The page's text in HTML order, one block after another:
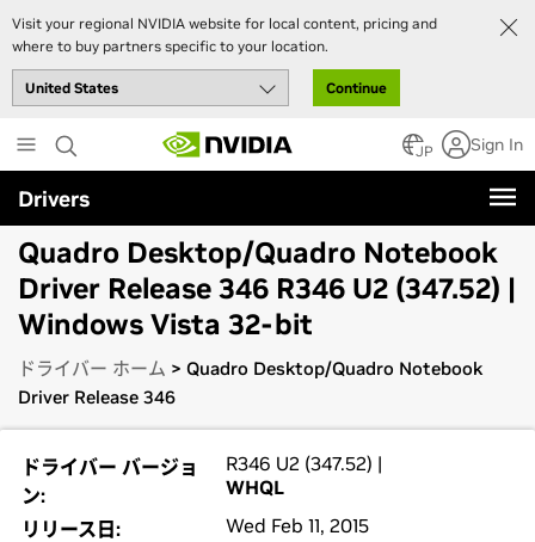
Visit your regional NVIDIA website for local content, pricing and
where to buy partners specific to your location.
Continue
to
main
content
JP Sign In
Drivers
Quadro Desktop/Quadro Notebook
Driver Release 346 R346 U2 (347.52) |
Windows Vista 32-bit
ドライバー ホーム > Quadro Desktop/Quadro Notebook
Driver Release 346
ドライバー バージョ
ン:
R346 U2 (347.52) |
WHQL
リリース日:
Wed Feb 11, 2015